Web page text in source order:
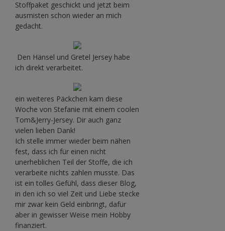
Stoffpaket geschickt und jetzt beim
ausmisten schon wieder an mich
gedacht.
Den Hänsel und Gretel Jersey habe
ich direkt verarbeitet.
ein weiteres Päckchen kam diese
Woche von Stefanie mit einem coolen
Tom&Jerry-Jersey. Dir auch ganz
vielen lieben Dank!
Ich stelle immer wieder beim nähen
fest, dass ich für einen nicht
unerheblichen Teil der Stoffe, die ich
verarbeite nichts zahlen musste. Das
ist ein tolles Gefühl, dass dieser Blog,
in den ich so viel Zeit und Liebe stecke
mir zwar kein Geld einbringt, dafür
aber in gewisser Weise mein Hobby
finanziert.